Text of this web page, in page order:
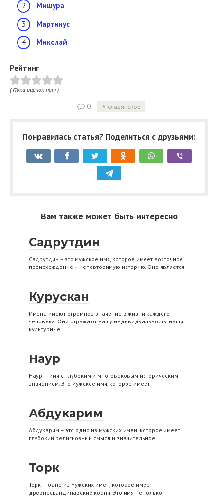
Мишура
Мартинус
Миколай
Рейтинг
( Пока оценок нет )
0 славянское
Понравилась статья? Поделиться с друзьями:
Вам также может быть интересно
Садрутдин
Садрутдин – это мужское имя, которое имеет восточное
происхождение и неповторимую историю. Оно является
Курускан
Имена имеют огромное значение в жизни каждого
человека. Они отражают нашу индивидуальность, наши
культурные
Наур
Наур — имя с глубоким и многовековым историческим
значением. Это мужское имя, которое имеет
Абдукарим
Абдукарим – это одно из мужских имен, которое имеет
глубокий религиозный смысл и значительное
Торк
Торк — одно из мужских имён, которое имеет
древнескандинавские корни. Это имя не только